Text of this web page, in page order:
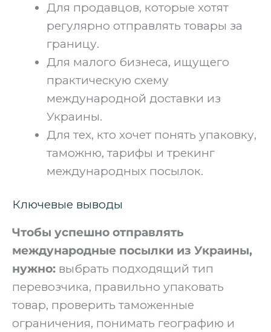
Для продавцов, которые хотят
регулярно отправлять товары за
границу.
Для малого бизнеса, ищущего
практическую схему
международной доставки из
Украины.
Для тех, кто хочет понять упаковку,
таможню, тарифы и трекинг
международных посылок.
Ключевые выводы
Чтобы успешно отправлять
международные посылки из Украины,
нужно: выбрать подходящий тип
перевозчика, правильно упаковать
товар, проверить таможенные
ограничения, понимать географию и